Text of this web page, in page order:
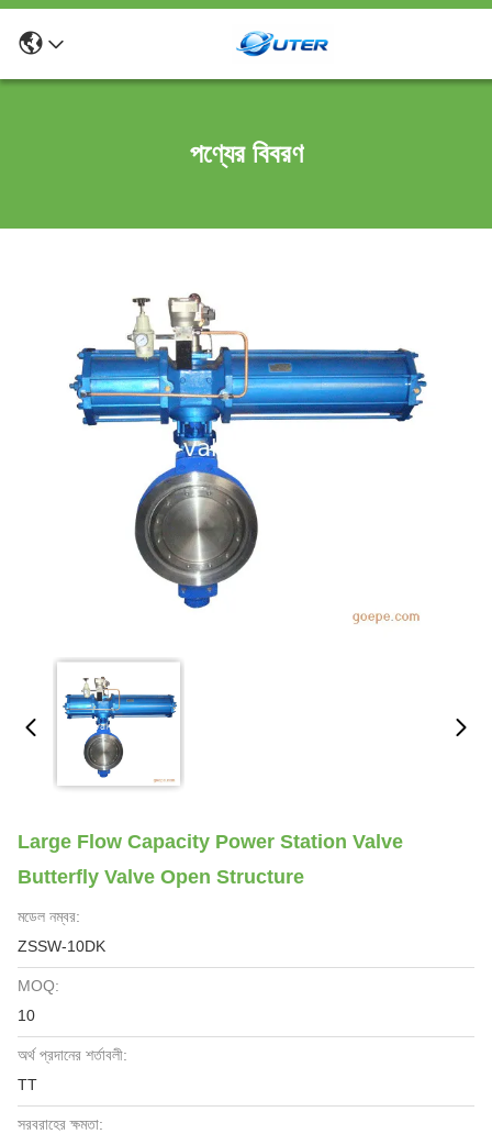
পণ্যের বিবরণ
Large Flow Capacity Power Station Valve
Butterfly Valve Open Structure
মডেল নম্বর:
ZSSW-10DK
MOQ:
10
অর্থ প্রদানের শর্তাবলী:
TT
সরবরাহের ক্ষমতা: